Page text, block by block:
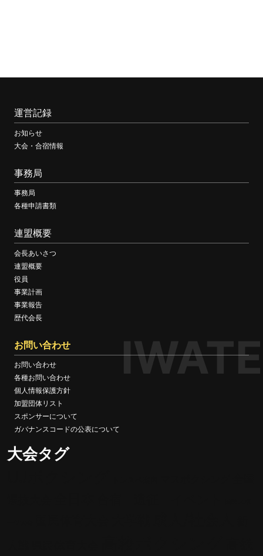
IWATE
運営記録
お知らせ
大会・合宿情報
事務局
事務局
各種申請書類
連盟概要
会長あいさつ
連盟概要
役員
事業計画
事業報告
歴代会長
お問い合わせ
お問い合わせ
各種お問い合わせ
個人情報保護方針
加盟団体リスト
スポンサーについて
ガバナンスコードの公表について
大会タグ